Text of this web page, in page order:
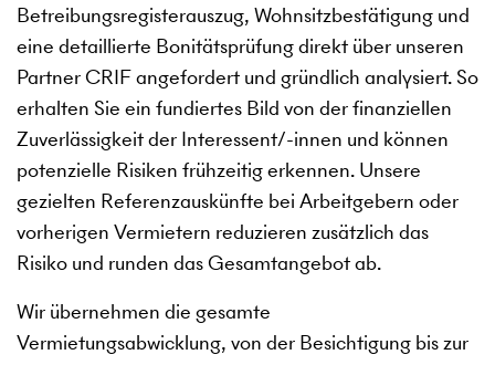
Betreibungsregisterauszug, Wohnsitzbestätigung und
eine detaillierte Bonitätsprüfung direkt über unseren
Partner CRIF angefordert und gründlich analysiert. So
erhalten Sie ein fundiertes Bild von der finanziellen
Zuverlässigkeit der Interessent/-innen und können
potenzielle Risiken frühzeitig erkennen. Unsere
gezielten Referenzauskünfte bei Arbeitgebern oder
vorherigen Vermietern reduzieren zusätzlich das
Risiko und runden das Gesamtangebot ab.
Wir übernehmen die gesamte
Vermietungsabwicklung, von der Besichtigung bis zur